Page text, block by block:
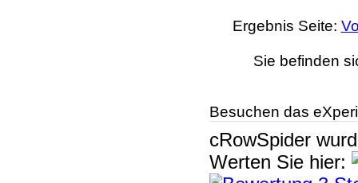
Ergebnis Seite:
Sie befinden
Besuchen das
cRowSpider
Werten Sie hier: